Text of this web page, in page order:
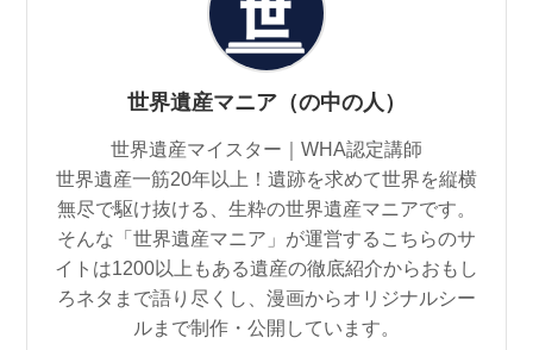
世界遺産マニア（の中の人）
世界遺産マイスター｜WHA認定講師
世界遺産一筋20年以上！遺跡を求めて世界を縦横
無尽で駆け抜ける、生粋の世界遺産マニアです。
そんな「世界遺産マニア」が運営するこちらのサ
イトは1200以上もある遺産の徹底紹介からおもし
ろネタまで語り尽くし、漫画からオリジナルシー
ルまで制作・公開しています。